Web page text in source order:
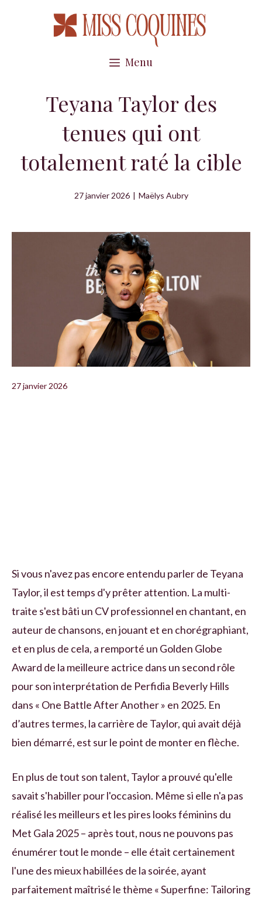
Menu
Teyana Taylor des
tenues qui ont
totalement raté la cible
27 janvier 2026 | Maëlys Aubry
27 janvier 2026
Si vous n'avez pas encore entendu parler de Teyana
Taylor, il est temps d'y prêter attention. La multi-
traite s'est bâti un CV professionnel en chantant, en
auteur de chansons, en jouant et en chorégraphiant,
et en plus de cela, a remporté un Golden Globe
Award de la meilleure actrice dans un second rôle
pour son interprétation de Perfidia Beverly Hills
dans « One Battle After Another » en 2025. En
d’autres termes, la carrière de Taylor, qui avait déjà
bien démarré, est sur le point de monter en flèche.
En plus de tout son talent, Taylor a prouvé qu'elle
savait s'habiller pour l'occasion. Même si elle n'a pas
réalisé les meilleurs et les pires looks féminins du
Met Gala 2025 – après tout, nous ne pouvons pas
énumérer tout le monde – elle était certainement
l'une des mieux habillées de la soirée, ayant
parfaitement maîtrisé le thème « Superfine: Tailoring